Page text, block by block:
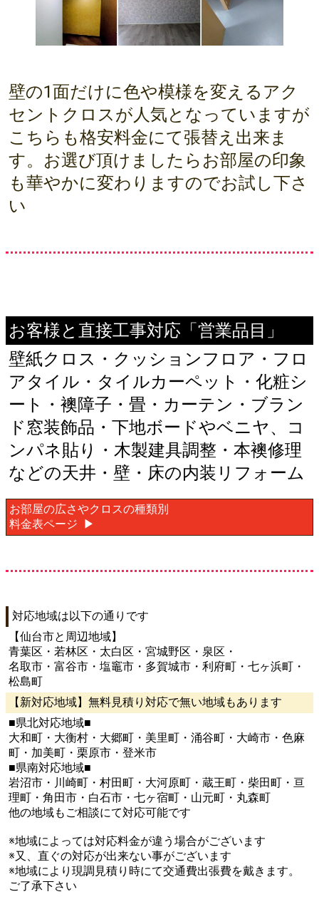
壁の1面だけに色や模様を変えるアク
セントクロスが人気となっていますが
こちらも格安料金にて張替え出来ま
す。お選び頂けましたらお部屋の印象
も華やかに変わりますのでお試し下さ
い
お客様と直接工事対応「営業品目」
壁紙クロス・クッションフロア・フロ
アタイル・タイルカーペット・化粧シ
ート・襖障子・畳・カーテン・ブラン
ド窓装飾品・下地ボードやベニヤ、コ
ンパネ貼り・木製建具調整・本襖修理
などの天井・壁・床の内装リフォーム
お部屋の広さやクロスの種類別
料金表ページ ▶
対応地域は以下の通りです
【仙台市と周辺地域】
青葉区・若林区・太白区・宮城野区・泉区・
名取市・富谷市・塩竈市・多賀城市・利府町・七ヶ浜町・
松島町
【新対応地域】無料見積り対応で無い地域もあります
■県北対応地域■
大和町・大衡村・大郷町・美里町・涌谷町・大崎市・色麻
町・加美町・栗原市・登米市
■県南対応地域■
岩沼市・川崎町・村田町・大河原町・蔵王町・柴田町・亘
理町・角田市・白石市・七ヶ宿町・山元町・丸森町
他の地域もご相談にて対応可能です
※地域によっては対応料金が違う場合がございます
※又、直ぐの対応が出来ない事がございます
※地域により現調見積り時にて交通費出張費を戴きます。
ご了承下さい